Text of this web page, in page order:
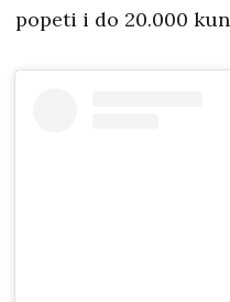
popeti i do 20.000